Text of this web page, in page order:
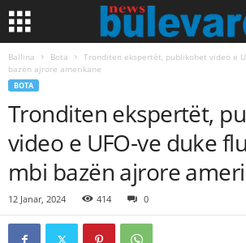
Ballina Bota
Tronditen ekspertët, publikohet video e
bazën ajrore amerikane
BOTA
Tronditen ekspertët,
video e UFO-ve duke
mbi bazën ajrore
12 Janar, 2024 414 0